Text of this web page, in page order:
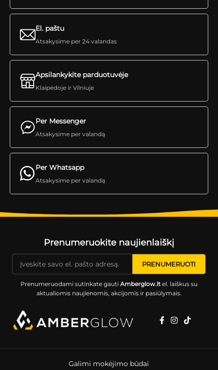
Per Messenger
Atsakysime per valandą
El. paštu
Atsakysime per 24 valandas
Apsilankykite parduotuvėje
Klaipėdoje ir Vilniuje
Per Whatsapp
Atsakysime per valandą
Prenumeruokite naujienlaiškį
Prenumeruodami sutinkate gauti Amberglow.ltel. laiškus su
aktualiomis naujienomis, akcijomis ir pasiūlymais.
Galimi mokėjimo būdai